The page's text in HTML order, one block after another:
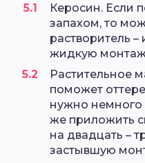
Керосин. Если
запахом, то
растворитель
жидкую
Растительное
поможет
нужно немного
же приложить
на двадцать –
застывшую